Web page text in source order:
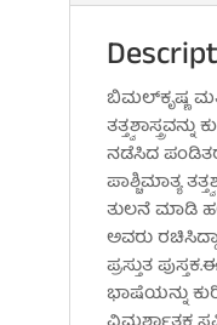
ಬಿಮಲ್‌ಕೃಷ್ಣ
ನಡೆಸಿದ
ಪಾಶ್ಚಿಮಾತ್ಯ
ತುಲನೆ ಮಾಡಿ
ಅವರು
ಪ್ರಸ್ತುತ
ಭಾಷೆಯನ್ನು